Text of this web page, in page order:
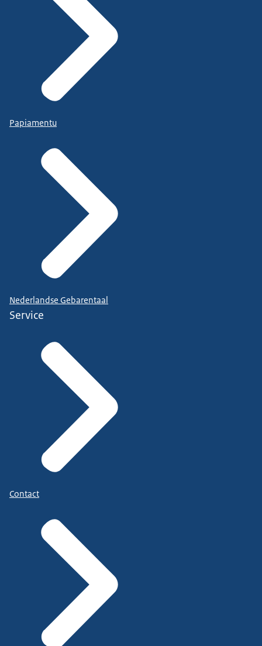
Papiamentu
Nederlandse Gebarentaal
Service
Contact